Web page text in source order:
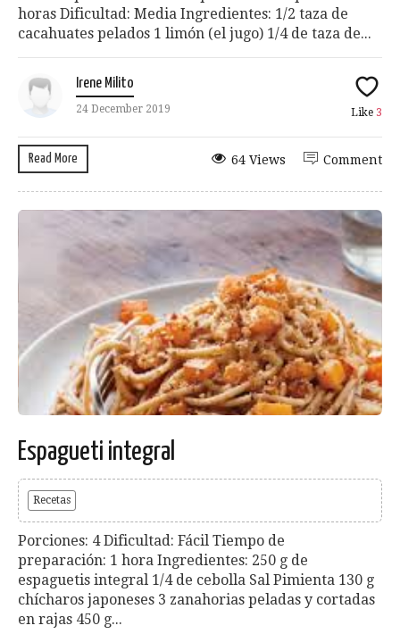
horas Dificultad: Media Ingredientes: 1/2 taza de
cacahuates pelados 1 limón (el jugo) 1/4 de taza de...
Irene Milito
24 December 2019 Like 3
Read More Comment
64 Views
Espagueti integral
Recetas
Porciones: 4 Dificultad: Fácil Tiempo de
preparación: 1 hora Ingredientes: 250 g de
espaguetis integral 1/4 de cebolla Sal Pimienta 130 g
chícharos japoneses 3 zanahorias peladas y cortadas
en rajas 450 g...